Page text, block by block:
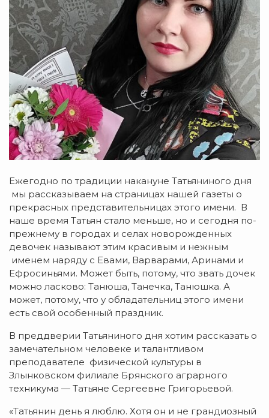
Ежегодно по традиции накануне Татьяниного дня
мы рассказываем на страницах нашей газеты о
прекрасных представительницах этого имени. В
наше время Татьян стало меньше, но и сегодня по-
прежнему в городах и селах новорожденных
девочек называют этим красивым и нежным
именем наряду с Евами, Варварами, Аринами и
Ефросиньями. Может быть, потому, что звать дочек
можно ласково: Танюша, Танечка, Танюшка. А
может, потому, что у обладательниц этого имени
есть свой особенный праздник.
В преддверии Татьяниного дня хотим рассказать о
замечательном человеке и талантливом
преподавателе физической культуры в
Злынковском филиале Брянского аграрного
техникума — Татьяне Сергеевне Григорьевой.
«Татьянин день я люблю. Хотя он и не грандиозный